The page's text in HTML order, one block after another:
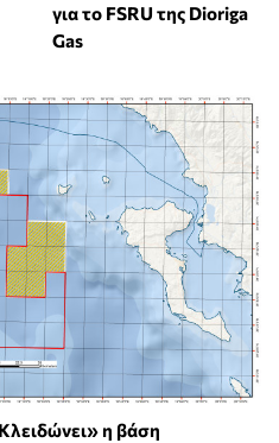
για το FSRU της Dioriga
Gas
η βάση